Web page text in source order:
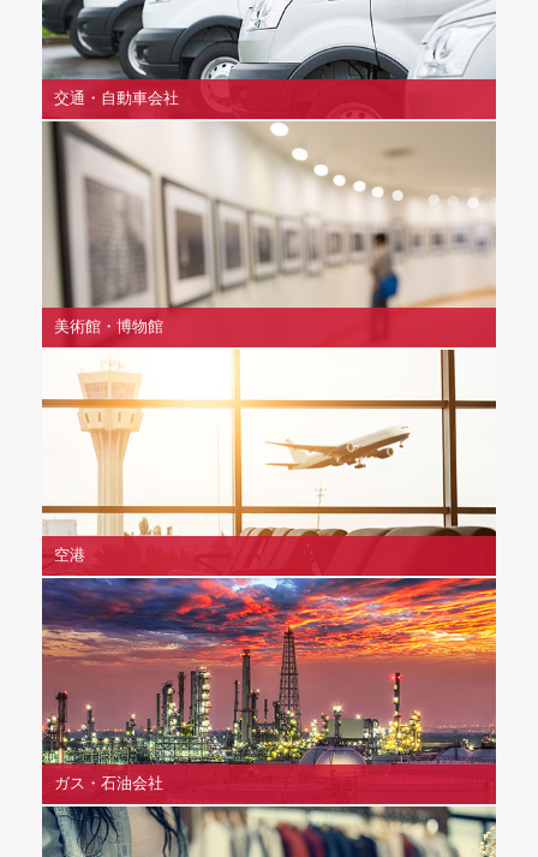
交通・自動車会社
美術館・博物館
空港
ガス・石油会社